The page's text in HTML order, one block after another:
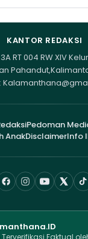
KANTOR REDAKSI
RT 004 RW XIV
Pedoman
AnakDisclaimerInfo
Faktual